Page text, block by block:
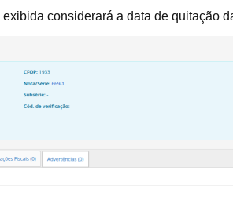
considerará a data de quitação